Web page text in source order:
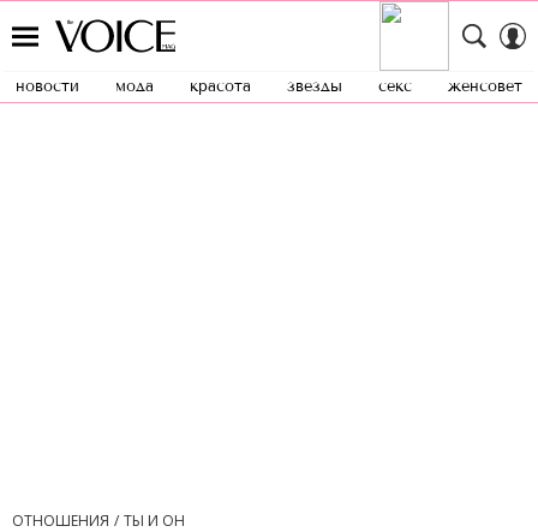
новости мода красота звезды секс женсовет
ОТНОШЕНИЯ
ТЫ И ОН